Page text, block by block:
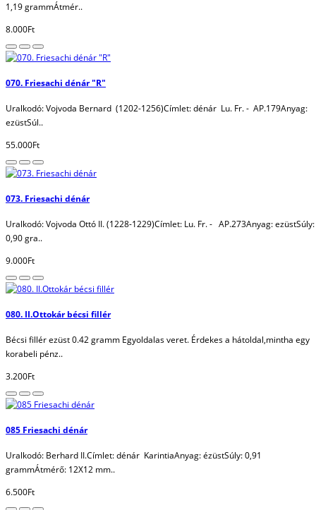
1,19 grammÁtmér..
8.000Ft
070. Friesachi dénár "R"
Uralkodó: Vojvoda Bernard (1202-1256)Címlet: dénár Lu. Fr. - AP.179Anyag:
ezüstSúl..
55.000Ft
073. Friesachi dénár
Uralkodó: Vojvoda Ottó II. (1228-1229)Címlet: Lu. Fr. - AP.273Anyag: ezüstSúly:
0,90 gra..
9.000Ft
080. II.Ottokár bécsi fillér
Bécsi fillér ezüst 0.42 gramm Egyoldalas veret. Érdekes a hátoldal,mintha egy
korabeli pénz..
3.200Ft
085 Friesachi dénár
Uralkodó: Berhard II.Címlet: dénár KarintiaAnyag: ézüstSúly: 0,91
grammÁtmérő: 12X12 mm..
6.500Ft